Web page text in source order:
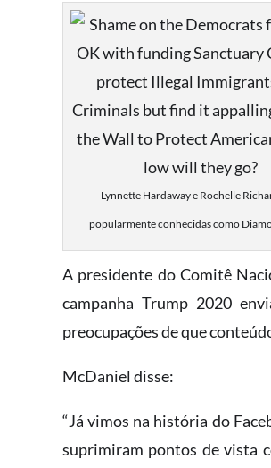
Lynnette Hardaway e Rochelle
popularmente conhecidas como
A presidente do Comitê
campanha Trump 2020
preocupações de que
McDaniel disse:
“Já vimos na história do
suprimiram pontos de vista